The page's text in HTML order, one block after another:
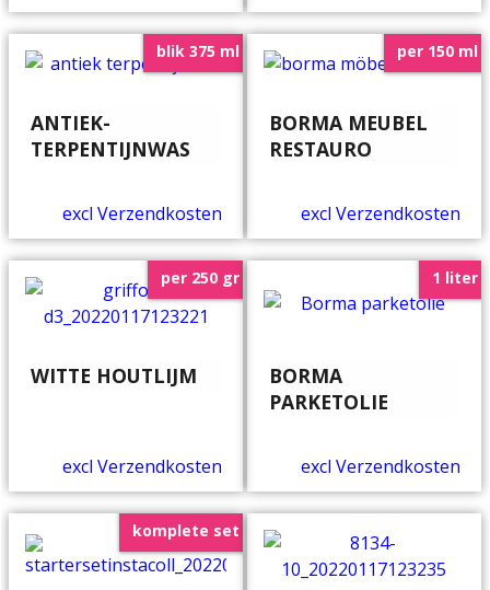
blik 375 ml
ANTIEK-
TERPENTIJNWAS
excl Verzendkosten
per 150 ml
BORMA MEUBEL
RESTAURO
excl Verzendkosten
per 250 gr
WITTE HOUTLIJM
excl Verzendkosten
1 liter
BORMA
PARKETOLIE
excl Verzendkosten
komplete set